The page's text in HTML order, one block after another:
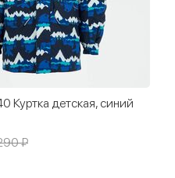
Куртка детская, синий
₽